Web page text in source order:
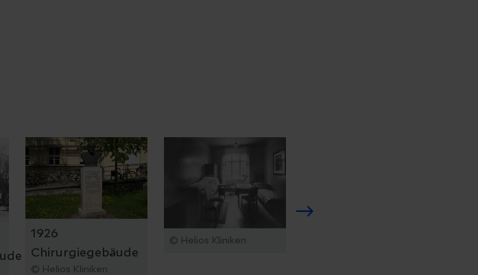
1926
Chirurgiegebäude
© Helios Kliniken
© Helios Kliniken